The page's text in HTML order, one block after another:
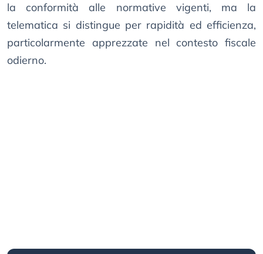
la conformità alle normative vigenti, ma la
telematica si distingue per rapidità ed efficienza,
particolarmente apprezzate nel contesto fiscale
odierno.